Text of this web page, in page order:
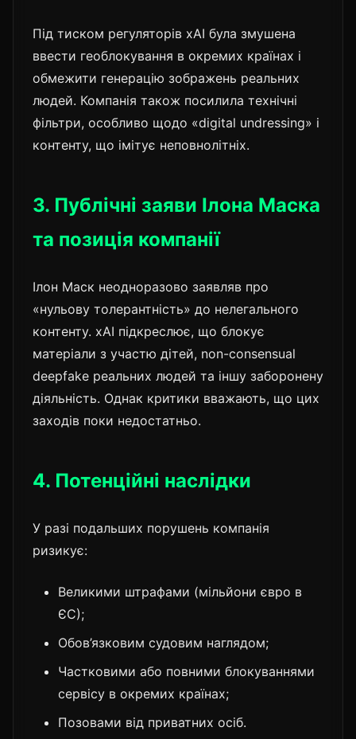
Під тиском регуляторів xAI була змушена
ввести геоблокування в окремих країнах і
обмежити генерацію зображень реальних
людей. Компанія також посилила технічні
фільтри, особливо щодо «digital undressing» і
контенту, що імітує неповнолітніх.
3. Публічні заяви Ілона Маска
та позиція компанії
Ілон Маск неодноразово заявляв про
«нульову толерантність» до нелегального
контенту. xAI підкреслює, що блокує
матеріали з участю дітей, non-consensual
deepfake реальних людей та іншу заборонену
діяльність. Однак критики вважають, що цих
заходів поки недостатньо.
4. Потенційні наслідки
У разі подальших порушень компанія
ризикує:
Великими штрафами (мільйони євро в
ЄС);
Обов’язковим судовим наглядом;
Частковими або повними блокуваннями
сервісу в окремих країнах;
Позовами від приватних осіб.